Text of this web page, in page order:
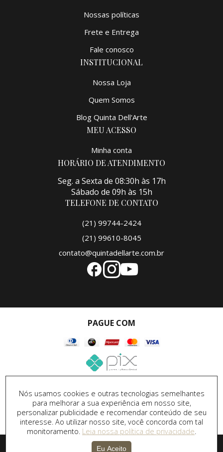
Nossas políticas
Frete e Entrega
Fale conosco
INSTITUCIONAL
Nossa Loja
Quem Somos
Blog Quinta Dell'Arte
MEU ACESSO
Minha conta
HORÁRIO DE ATENDIMENTO
Seg. a Sexta de 08:30h às 17h
Sábado de 09h às 15h
TELEFONE DE CONTATO
(21) 99744-2424
(21) 99610-8045
contato@quintadellarte.com.br
PAGUE COM
SEGURANÇA
DPI Marketing&
Nós usamos cookies e outras tecnologias semelhantes
para melhorar a sua experiência em nosso site,
personalizar publicidade e recomendar conteúdo de seu
interesse. Ao utilizar nosso site, você concorda com tal
monitoramento. Leia nossa política de privacidade.
Eu Aceito